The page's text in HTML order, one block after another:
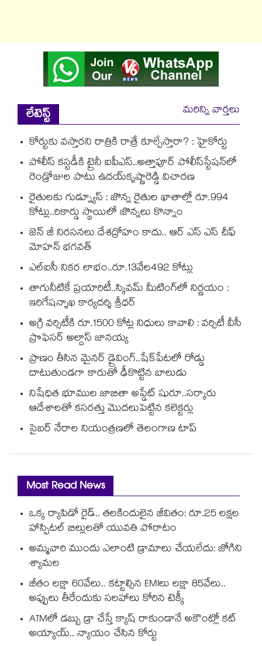
లేటెస్ట్
మరిన్ని వార్తలు
కోర్టుకు వస్తారని రాత్రికి రాత్రే కూల్చేస్తారా? : హైకోర్టు
పోలీస్ కస్టడీకి ట్రైనీ ఐపీఎస్..అత్తాపూర్ పోలీస్‌‌‌‌‌‌‌‌‌‌‌‌‌‌‌‌స్టేషన్‌‌‌‌‌‌‌‌‌‌‌‌‌‌‌‌లో
రెండ్రోజుల పాటు ఉదయ్‌‌‌‌‌‌‌‌‌‌‌‌‌‌‌‌కృష్ణారెడ్డి విచారణ
రైతులకు గుడ్న్యూస్ : జొన్న రైతుల ఖాతాల్లో రూ.994
కోట్లు..రికార్డు స్థాయిలో జొన్నలు కొన్నాం
జెన్ జీ నిరసనలు దేశద్రోహం కాదు.. ఆర్ ఎస్ ఎస్ చీఫ్
మోహన్ భగవత్
ఎల్ఐసీ నికర లాభం..రూ.13వేల492 కోట్లు
తాగునీటికే ప్రయారిటీ..స్కివమ్ మీటింగ్‌‌‌‌‌‌‌‌‌‌‌‌‌‌‌‌లో నిర్ణయం :
ఇరిగేషన్శాఖ కార్యదర్శి శ్రీధర్
అగ్రి వర్సిటీకి రూ.1500 కోట్ల నిధులు కావాలి : వర్సిటీ వీసీ
ప్రొఫెసర్ అల్దాస్ జానయ్య
ప్రాణం తీసిన మైనర్‌‌ డ్రైవింగ్‌..షేక్‌పేటలో రోడ్డు
దాటుతుండగా కారుతో ఢీకొట్టిన బాలుడు
నిషేధిత భూముల జాబితా అప్డేట్ షురూ..సర్కారు
ఆదేశాలతో కసరత్తు మొదలుపెట్టిన కలెక్టర్లు
సైబర్ నేరాల నియంత్రణలో తెలంగాణ టాప్‌‌‌‌‌‌‌‌‌‌‌‌‌‌‌‌
Most Read News
ఒక్క ర్యాపిడో రైడ్.. తలకిందులైన జీవితం: రూ.25 లక్షల
హాస్పిటల్ బిల్లులతో యువతి పోరాటం
అమ్మవారి ముందు ఎలాంటి డ్రామాలు చేయలేదు: జోగిని
శ్యామల
జీతం లక్షా 60వేలు.. కట్టాల్సిన EMIలు లక్షా 85వేలు..
అప్పులు తీరేందుకు సలహాలు కోరిన టెక్కీ
ATMలో డబ్బు డ్రా చేస్తే క్యాష్ రాకుండానే అకౌంట్లో కట్
అయ్యాయ్.. న్యాయం చేసిన కోర్టు